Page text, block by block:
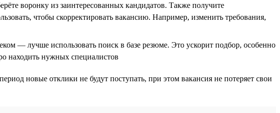
воронку из заинтересованных кандидатов. Также получите
чтобы скорректировать вакансию. Например, изменить требования,
— лучше использовать поиск в базе резюме. Это ускорит подбор, особенно
находить нужных специалистов
новые отклики не будут поступать, при этом вакансия не потеряет свои